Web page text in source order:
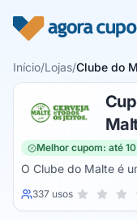
Início/Lojas/Clube do
Melhor cupom: até
O Clube do Malte é
artesanal do Brasil.
337 usosSua nota
3
2
1 estrela